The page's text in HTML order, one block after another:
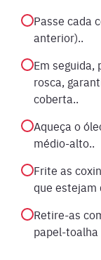
Passe cada
anterior)..
Em seguida,
rosca,
coberta..
Aqueça o
médio-alto..
Frite as
que estejam
Retire-as
papel-toalha